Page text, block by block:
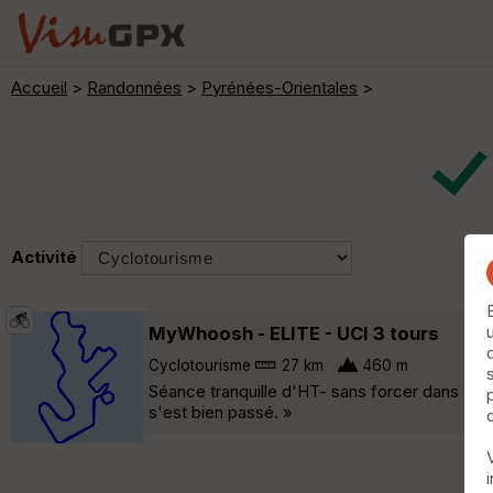
Accueil > Randonnées > Pyrénées-Orientales >
Activité
MyWhoosh - ELITE - UCI 3 tours
Cyclotourisme 27 km 460 m
Séance tranquille d'HT- sans forcer dans
s'est bien passé. »